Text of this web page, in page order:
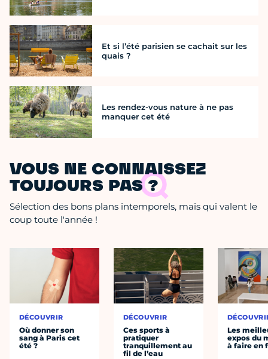
Et si l’été parisien se cachait sur les
quais ?
Les rendez-vous nature à ne pas
manquer cet été
VOUS NE CONNAISSEZ
TOUJOURS PAS ?
Sélection des bons plans intemporels, mais qui valent le
coup toute l'année !
DÉCOUVRIR
Où donner son
sang à Paris cet
été ?
DÉCOUVRIR
Ces sports à
pratiquer
tranquillement au
fil de l’eau
Les
expos du
à faire en